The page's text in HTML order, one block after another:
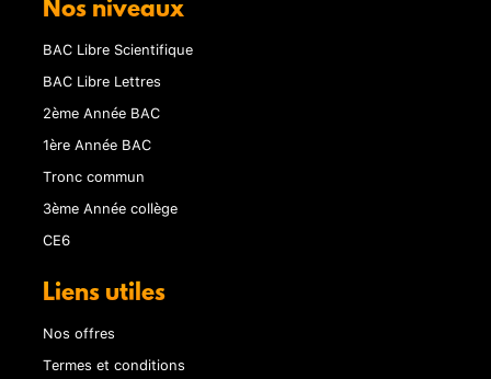
Nos niveaux
BAC Libre Scientifique
BAC Libre Lettres
2ème Année BAC
1ère Année BAC
Tronc commun
3ème Année collège
CE6
Liens utiles
Nos offres
Termes et conditions